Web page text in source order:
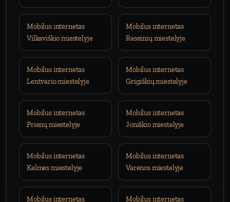
Mobilus internetas
Vilkaviškio miestelyje
Mobilus internetas
Raseinių miestelyje
Mobilus internetas
Lentvario miestelyje
Mobilus internetas
Grigiškių miestelyje
Mobilus internetas
Prienų miestelyje
Mobilus internetas
Joniškio miestelyje
Mobilus internetas
Kelmės miestelyje
Mobilus internetas
Varėnos miestelyje
Mobilus internetas Mobilus internetas